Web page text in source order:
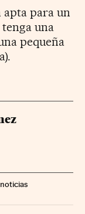
para un
una
pequeña